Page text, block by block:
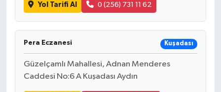
Yol Tarifi Al 0 (256) 731 11 62
Pera Eczanesi Kuşadası
Güzelçamlı Mahallesi, Adnan Menderes
Caddesi No:6 A Kuşadası Aydın